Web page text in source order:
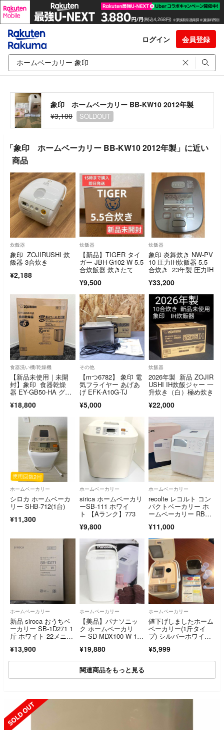
ログイン 会員登録
象印 ホームベーカリー BB-KW10 2012年製
¥3,100
SOLDOUT
「象印 ホームベーカリー BB-KW10 2012年製」に近い
商品
炊飯器
象印 ZOJIRUSHI 炊
飯器 3合炊き
¥2,188
炊飯器
【新品】TIGER タイ
ガー JBH-G102-W 5.5
合炊飯器 炊きたて
¥9,500
炊飯器
象印 炎舞炊き NW-PV
10 圧力IH炊飯器 5.5
合炊き 23年製 圧力IH
¥33,200
食器洗い機/乾燥機
【新品未使用｜未開
封】象印 食器乾燥
器 EY-GB50-HA グレ
¥18,800
その他
【mつ6782】 象印 電
気フライヤー あげあ
げ EFK-A10G-TJ
¥5,000
炊飯器
2026年製 新品 ZOJIR
USHI IH炊飯ジャー 一
升炊き（白）極め炊き
¥22,000
ホームベーカリー
シロカ ホームベーカ
リー SHB-712(1台)
¥11,300
ホームベーカリー
sirica ホームベーカリ
ーSB-111 ホワイ
ト 【Aランク】773
¥9,800
ホームベーカリー
recolte レコルト コン
パクトベーカリー ホ
ームベーカリー RBK-
¥11,000
ホームベーカリー
新品 siroca おうちベ
ーカリー SB-1D271 1
斤 ホワイト 22メニュ
¥13,900
ホームベーカリー
【美品】パナソニッ
ク ホームベーカリ
ー SD-MDX100-W 1斤
¥19,880
ホームベーカリー
値下げしましたホーム
ベーカリー(1斤タイ
プ) シルバーホワイ
¥5,999
関連商品をもっと見る